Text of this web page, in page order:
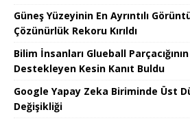
Güneş Yüzeyinin En Ayrıntılı
Çözünürlük Rekoru Kırıldı
Bilim İnsanları Glueball Parçacığının
Destekleyen Kesin Kanıt Buldu
Google Yapay Zeka Biriminde Üst
Değişikliği